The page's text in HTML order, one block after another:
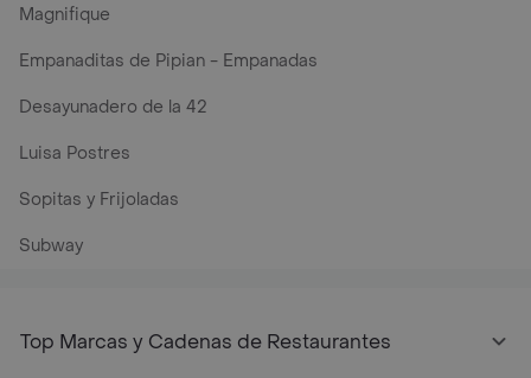
Magnifique
Empanaditas de Pipian - Empanadas
Desayunadero de la 42
Luisa Postres
Sopitas y Frijoladas
Subway
Top Marcas y Cadenas de Restaurantes